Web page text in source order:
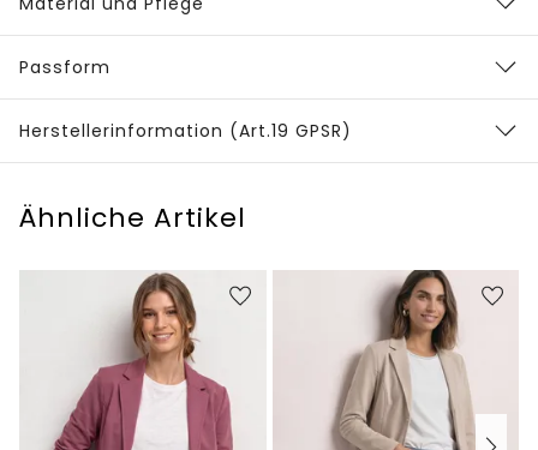
Passform
Herstellerinformation (Art.19 GPSR)
Ähnliche Artikel